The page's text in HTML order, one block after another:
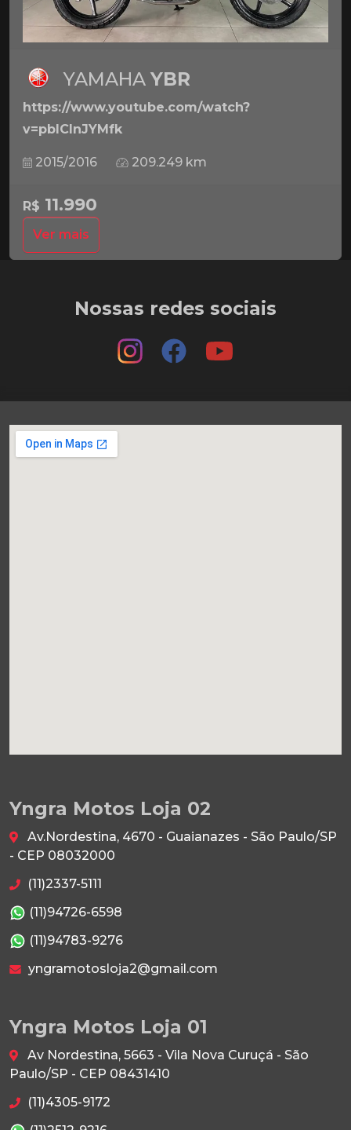
YAMAHA YBR
https://www.youtube.com/watch?
v=pbICInJYMfk
2015/2016 209.249 km
R$ 11.990
Ver mais
Nossas redes sociais
Yngra Motos Loja 02
Av.Nordestina, 4670 - Guaianazes - São Paulo/SP
- CEP 08032000
(11)2337-5111
(11)94726-6598
(11)94783-9276
yngramotosloja2@gmail.com
Yngra Motos Loja 01
Av Nordestina, 5663 - Vila Nova Curuçá - São
Paulo/SP - CEP 08431410
(11)4305-9172